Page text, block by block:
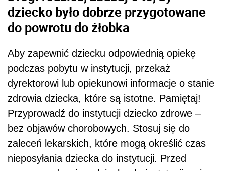
dziecko było dobrze przygotowane
do powrotu do żłobka
Aby zapewnić dziecku odpowiednią opiekę
podczas pobytu w instytucji, przekaż
dyrektorowi lub opiekunowi informacje o stanie
zdrowia dziecka, które są istotne. Pamiętaj!
Przyprowadź do instytucji dziecko zdrowe –
bez objawów chorobowych. Stosuj się do
zaleceń lekarskich, które mogą określić czas
nieposyłania dziecka do instytucji. Przed